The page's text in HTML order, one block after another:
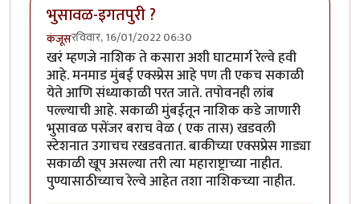
भुसावळ-इगतपुरी ?
कंजूसरविवार, 16/01/2022 06:30
खरं म्हणजे नाशिक ते कसारा अशी घाटमार्ग रेल्वे हवी
आहे. मनमाड मुंबई एक्स्प्रेस आहे पण ती एकच सकाळी
येते आणि संध्याकाळी परत जाते. तपोवनही लांब
पल्ल्याची आहे. सकाळी मुंबईतून नाशिक कडे जाणारी
भुसावळ पसेंजर बराच वेळ ( एक तास) खडवली
स्टेशनात उगाचच रखडवतात. बाकीच्या एक्सप्रेस गाड्या
सकाळी खूप असल्या तरी त्या महाराष्ट्राच्या नाहीत.
पुण्यासाठीच्याच रेल्वे आहेत तशा नाशिकच्या नाहीत.